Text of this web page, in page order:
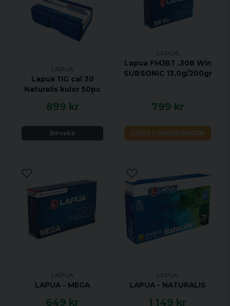
LAPUA
Lapua 11G cal 30
Naturalis kulor 50pc
899 kr
Bevaka
LAPUA
Lapua FMJBT .308 Win
SUBSONIC 13,0g/200gr
799 kr
LÄGG I VARUKORGEN
LAPUA
LAPUA - MEGA
649 kr
LAPUA
LAPUA - NATURALIS
1 149 kr